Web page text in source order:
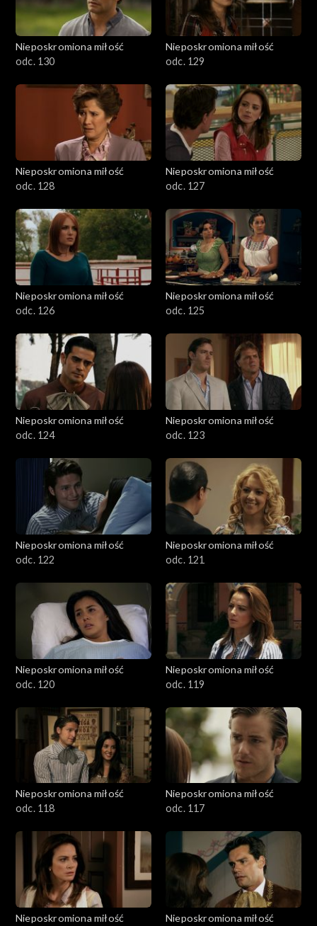
Nieposkromiona miłość
odc. 130
Nieposkromiona miłość
odc. 129
Nieposkromiona miłość
odc. 128
Nieposkromiona miłość
odc. 127
Nieposkromiona miłość
odc. 126
Nieposkromiona miłość
odc. 125
Nieposkromiona miłość
odc. 124
Nieposkromiona miłość
odc. 123
Nieposkromiona miłość
odc. 122
Nieposkromiona miłość
odc. 121
Nieposkromiona miłość
odc. 120
Nieposkromiona miłość
odc. 119
Nieposkromiona miłość
odc. 118
Nieposkromiona miłość
odc. 117
Nieposkromiona miłość
Nieposkromiona miłość